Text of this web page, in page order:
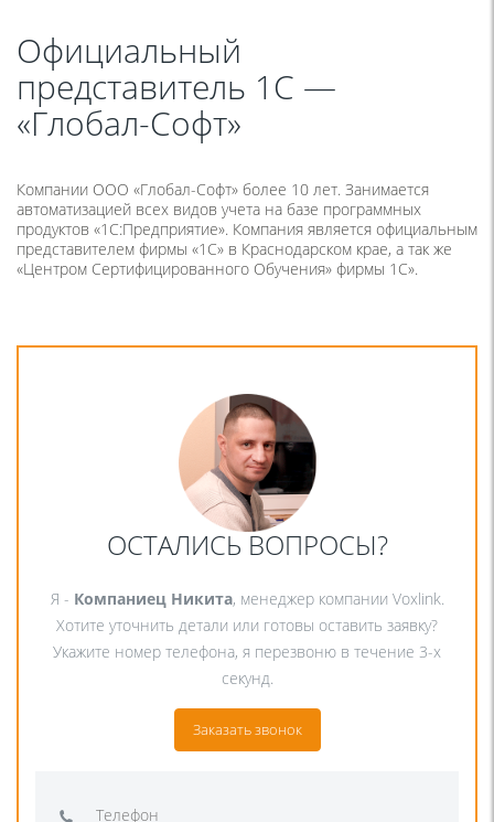
Официальный
представитель 1С —
«Глобал-Софт»
Компании ООО «Глобал-Софт» более 10 лет. Занимается
автоматизацией всех видов учета на базе программных
продуктов «1С:Предприятие». Компания является официальным
представителем фирмы «1С» в Краснодарском крае, а так же
«Центром Сертифицированного Обучения» фирмы 1С».
ОСТАЛИСЬ ВОПРОСЫ?
Я - Компаниец Никита, менеджер компании Voxlink.
Хотите уточнить детали или готовы оставить заявку?
Укажите номер телефона, я перезвоню в течение 3-х
секунд.
Заказать звонок